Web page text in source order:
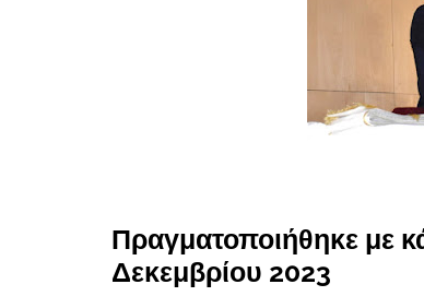
Πραγματοποιήθηκε με
Δεκεμβρίου 2023